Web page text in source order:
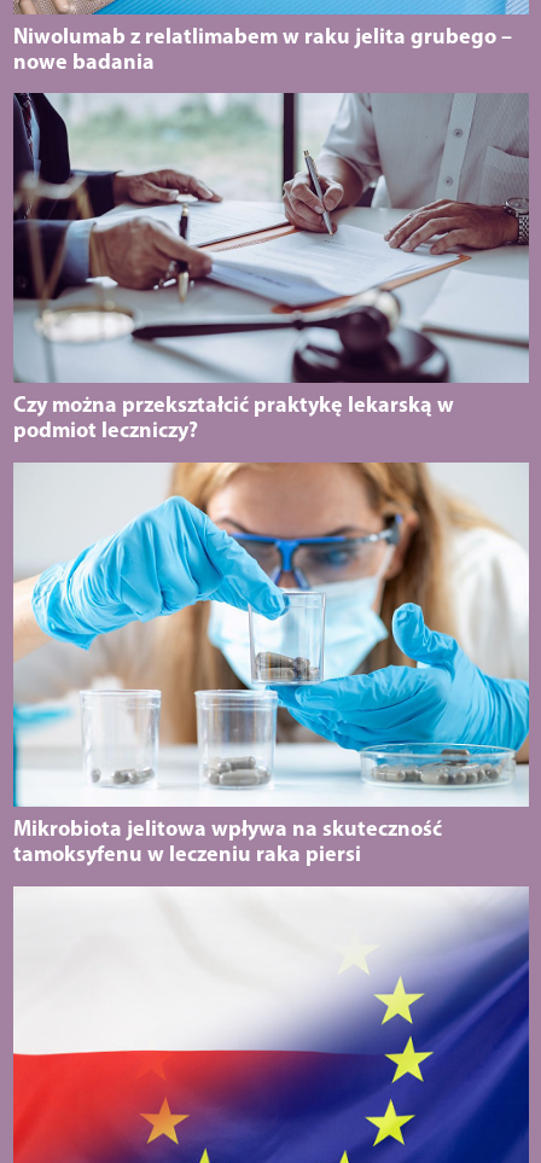
Niwolumab z relatlimabem w raku jelita grubego –
nowe badania
Czy można przekształcić praktykę lekarską w
podmiot leczniczy?
Mikrobiota jelitowa wpływa na skuteczność
tamoksyfenu w leczeniu raka piersi